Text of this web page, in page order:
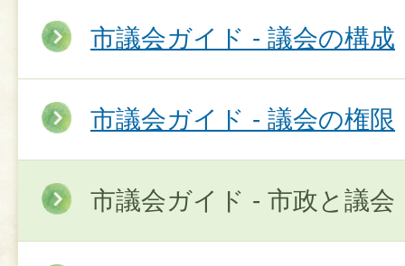
市議会ガイド - 議会の構成
市議会ガイド - 議会の権限
市議会ガイド - 市政と議会